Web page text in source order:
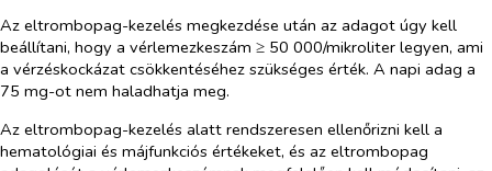
Az eltrombopag-kezelés megkezdése után az adagot úgy kell
beállítani, hogy a vérlemezkeszám ≥ 50 000/mikroliter legyen, ami
a vérzéskockázat csökkentéséhez szükséges érték. A napi adag a
75 mg-ot nem haladhatja meg.
Az eltrombopag-kezelés alatt rendszeresen ellenőrizni kell a
hematológiai és májfunkciós értékeket, és az eltrombopag